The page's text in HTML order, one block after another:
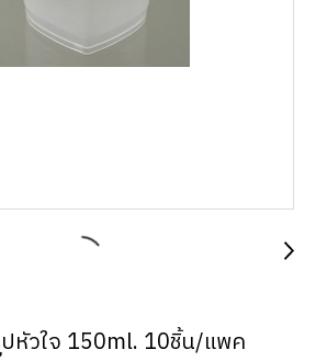
หัวใจ 150ml. 10ชิ้น/แพค